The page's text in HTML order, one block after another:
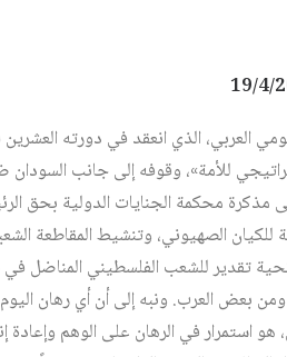
للأمة»، وقوفه إلى جانب
مذكرة محكمة الجنايات الدولية بحق
للكيان الصهيوني، وتنشيط المقاطعة
تقدير للشعب الفلسطيني المناضل
ومن بعض العرب. ونبه إلى أن أي رهان
هو استمرار في الرهان على الوهم